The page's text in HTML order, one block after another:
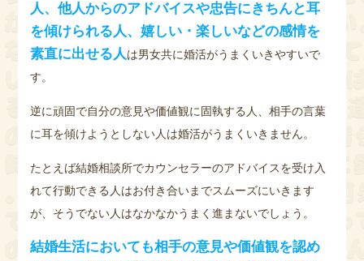
人、他人からのアドバイスや忠告にきちんと耳
を傾けられる人、嬉しい・楽しいなどの感情を
素直に出せる人は男女共に婚活がうまくいきやすいで
す。
逆に頑固で自分の意見や価値観に固執する人、相手の言葉
に耳を傾けようとしない人は婚活がうまくいきません。
たとえば結婚相談所でカウンセラーのアドバイスを受け入
れて行動できる人はお付き合いまでスムーズにいきます
が、そうでない人はなかなかうまく進まないでしょう。
結婚生活においても相手の意見や価値観を認め